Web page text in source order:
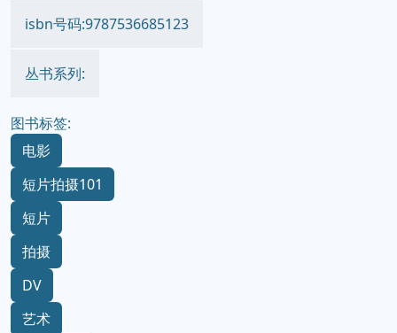
isbn号码:9787536685123
丛书系列:
图书标签:
电影
短片拍摄101
短片
拍摄
DV
艺术